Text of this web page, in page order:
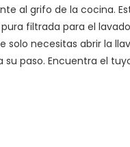
al grifo de la cocina.
filtrada para el
solo necesitas abrir la
paso. Encuentra el